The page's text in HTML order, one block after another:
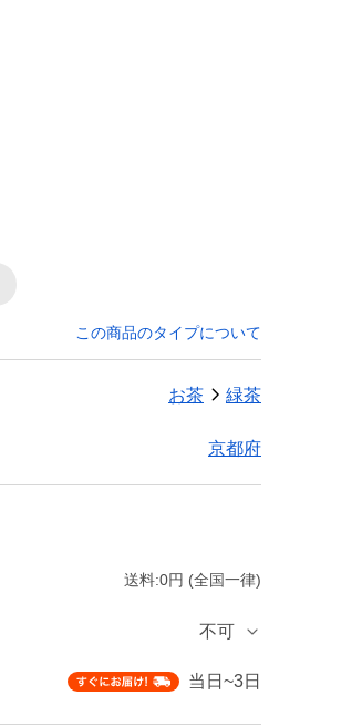
この商品のタイプについて
お茶 緑茶
京都府
送料:0円 (全国一律)
不可
当日~3日